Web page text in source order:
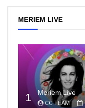
MERIEM LIVE
1 Meriem Live
CC TEAM